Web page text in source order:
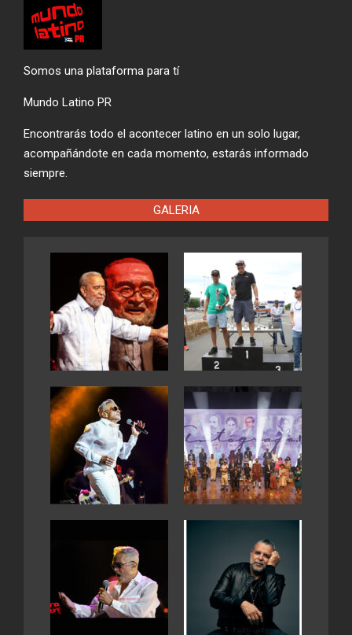
Somos una plataforma para tí
Mundo Latino PR
Encontrarás todo el acontecer latino en un solo lugar,
acompañándote en cada momento, estarás informado
siempre.
GALERIA